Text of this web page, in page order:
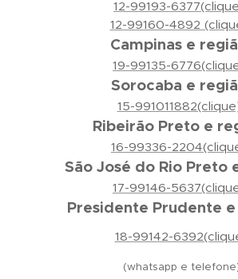
12-99193-
12-99160-4892
Campinas e
19-99135-
Sorocaba e
15-
Ribeirão Preto e
16-99336-
São José do Rio Preto
17-99146-
Presidente Prudente
18-99142-
(whatsapp e